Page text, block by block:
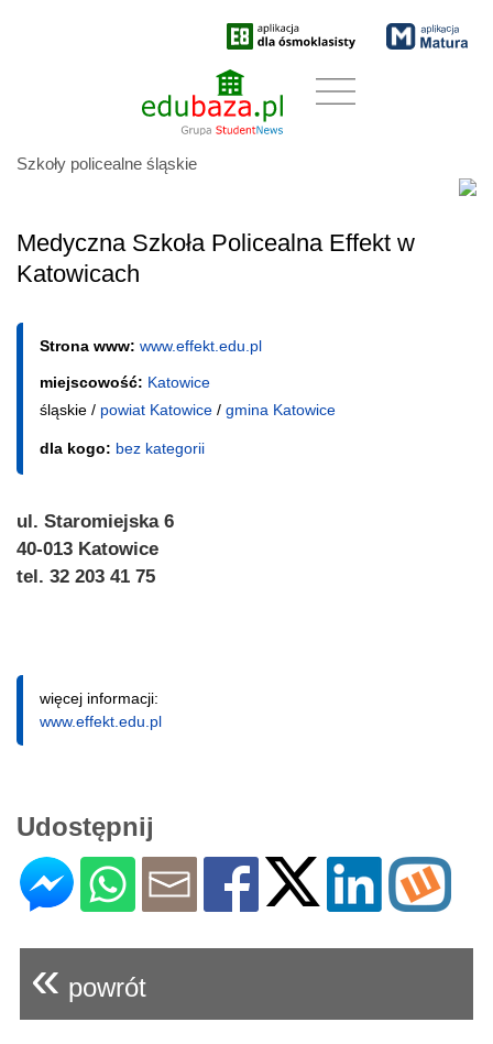
Szkoły policealne śląskie
Medyczna Szkoła Policealna Effekt w
Katowicach
Strona www: www.effekt.edu.pl
miejscowość: Katowice
śląskie / powiat Katowice / gmina Katowice
dla kogo: bez kategorii
ul. Staromiejska 6
40-013 Katowice
tel. 32 203 41 75
więcej informacji:
www.effekt.edu.pl
Udostępnij
« powrót